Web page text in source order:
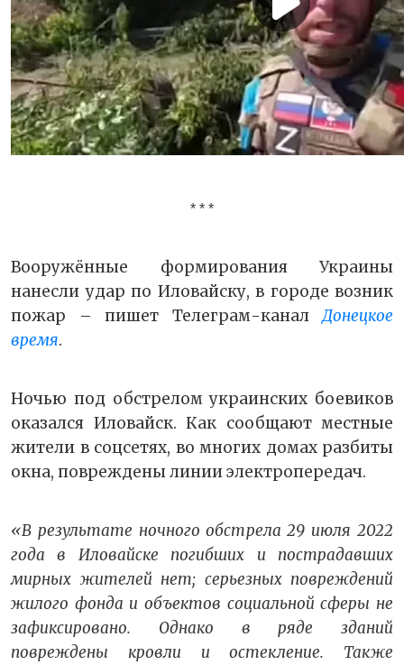
* * *
Вооружённые формирования Украины
нанесли удар по Иловайску, в городе возник
пожар – пишет Телеграм-каналДонецкое
время.
Ночью под обстрелом украинских боевиков
оказался Иловайск. Как сообщают местные
жители в соцсетях, во многих домах разбиты
окна, повреждены линии электропередач.
«В результате ночного обстрела 29 июля 2022
года в Иловайске погибших и пострадавших
мирных жителей нет; серьезных повреждений
жилого фонда и объектов социальной сферы не
зафиксировано. Однако в ряде зданий
повреждены кровли и остекление. Также